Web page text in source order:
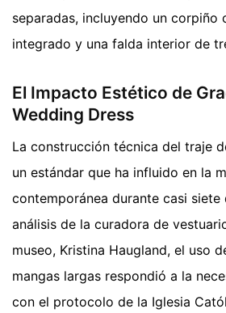
separadas, incluyendo un corpiño
integrado y una falda interior de
El Impacto Estético de
Wedding Dress
La construcción técnica del traje
un estándar que ha influido en la
contemporánea durante casi siete
análisis de la curadora de
museo, Kristina Haugland, el uso
mangas largas respondió a la
con el protocolo de la Iglesia